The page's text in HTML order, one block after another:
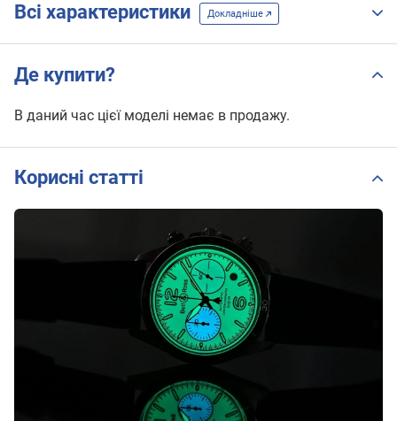
Всі характеристики Докладніше
Де купити?
В даний час цієї моделі немає в продажу.
Корисні статті